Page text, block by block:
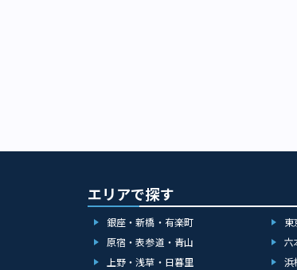
エリアで探す
銀座・新橋・有楽町 東
原宿・表参道・青山
六
上野・浅草・日暮里
浜